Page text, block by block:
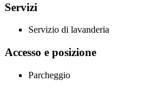
Servizi
Servizio di lavanderia
Accesso e posizione
Parcheggio